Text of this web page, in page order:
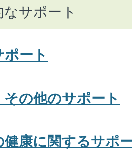
サポート
ート
その他のサポート
健康に関するサポ